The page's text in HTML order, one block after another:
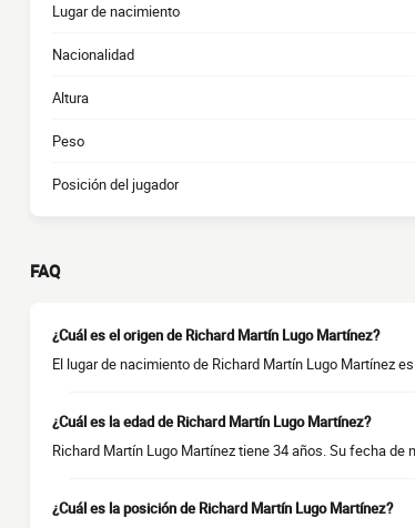
Lugar de nacimiento
Nacionalidad
Altura
Peso
Posición del jugador
FAQ
¿Cuál es el origen de Richard Martín Lugo Martínez?
El lugar de nacimiento de Richard Martín Lugo Martínez
¿Cuál es la edad de Richard Martín Lugo Martínez?
Richard Martín Lugo Martínez tiene 34 años. Su fecha
¿Cuál es la posición de Richard Martín Lugo Martínez?